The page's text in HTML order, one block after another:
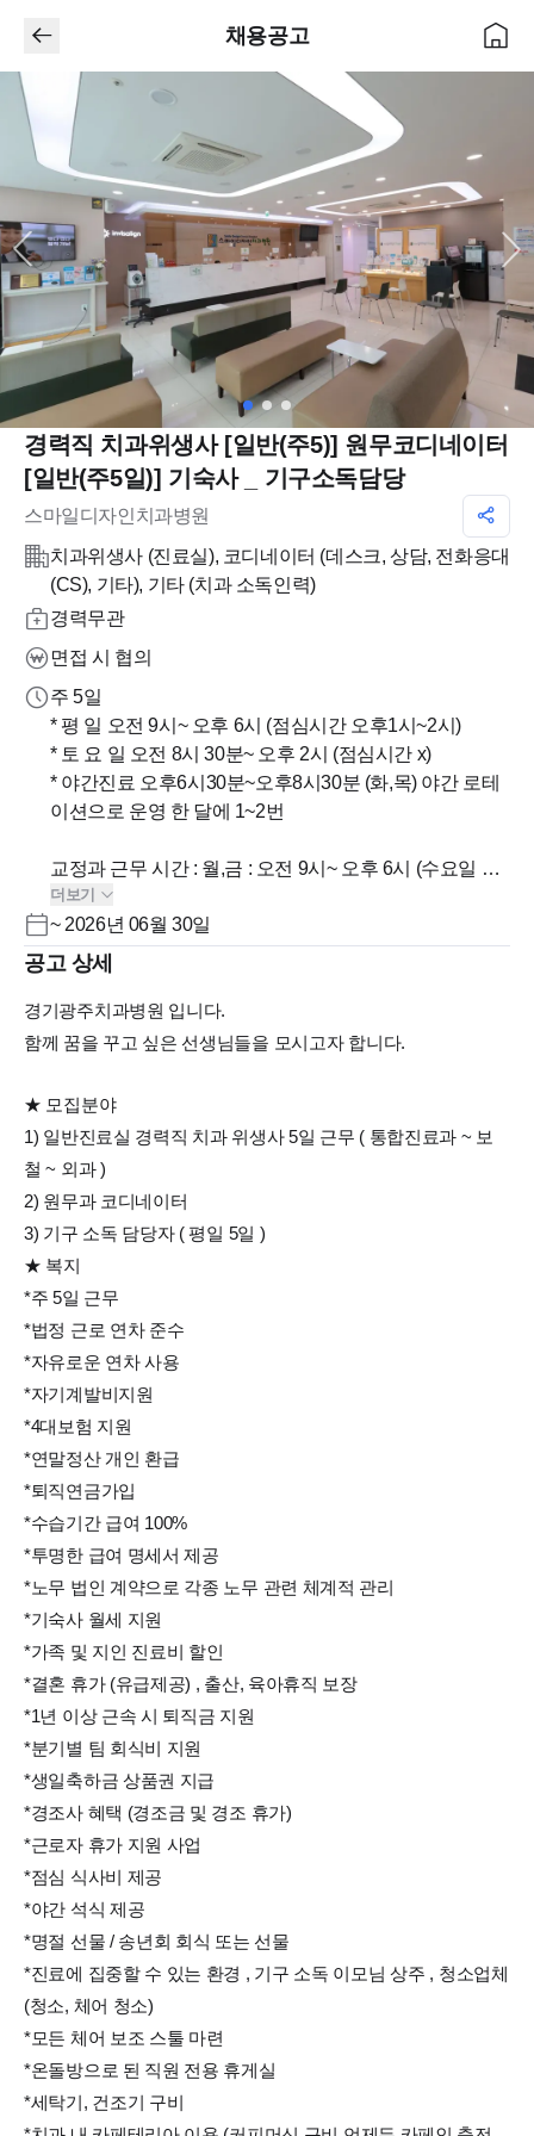
채용공고
경력직 치과위생사 [일반(주5)] 원무코디네이터
[일반(주5일)] 기숙사 _ 기구소독담당
스마일디자인치과병원
치과위생사 (진료실), 코디네이터 (데스크, 상담, 전화응대
(CS), 기타), 기타 (치과 소독인력)
경력무관
면접 시 협의
주 5일
* 평 일 오전 9시~ 오후 6시 (점심시간 오후1시~2시)
* 토 요 일 오전 8시 30분~ 오후 2시 (점심시간 x)
* 야간진료 오후6시30분~오후8시30분 (화,목) 야간 로테
이션으로 운영 한 달에 1~2번
교정과 근무 시간 : 월,금 : 오전 9시~ 오후 6시 (수요일 휴
무)
화,목 : 오후 1시 30 분 ~ 오후 8시 30분
토요일 : 오전 8시 30분~ 오후 2시( 점심시간 x)
더보기
~ 2026년 06월 30일
공고 상세
경기광주치과병원 입니다.
함께 꿈을 꾸고 싶은 선생님들을 모시고자 합니다.
★ 모집분야
1) 일반진료실 경력직 치과 위생사 5일 근무 ( 통합진료과 ~ 보
철 ~ 외과 )
2) 원무과 코디네이터
3) 기구 소독 담당자 ( 평일 5일 )
★ 복지
*주 5일 근무
*법정 근로 연차 준수
*자유로운 연차 사용
*자기계발비지원
*4대보험 지원
*연말정산 개인 환급
*퇴직연금가입
*수습기간 급여 100%
*투명한 급여 명세서 제공
*노무 법인 계약으로 각종 노무 관련 체계적 관리
*기숙사 월세 지원
*가족 및 지인 진료비 할인
*결혼 휴가 (유급제공) , 출산, 육아휴직 보장
*1년 이상 근속 시 퇴직금 지원
*분기별 팀 회식비 지원
*생일축하금 상품권 지급
*경조사 혜택 (경조금 및 경조 휴가)
*근로자 휴가 지원 사업
*점심 식사비 제공
*야간 석식 제공
*명절 선물 / 송년회 회식 또는 선물
*진료에 집중할 수 있는 환경 , 기구 소독 이모님 상주 , 청소업체
(청소, 체어 청소)
*모든 체어 보조 스툴 마련
*온돌방으로 된 직원 전용 휴게실
*세탁기, 건조기 구비